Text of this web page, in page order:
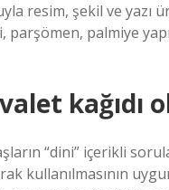
resim, şekil ve
parşömen, palmiye
kağıdı
“dini” içerikli
kullanılmasının